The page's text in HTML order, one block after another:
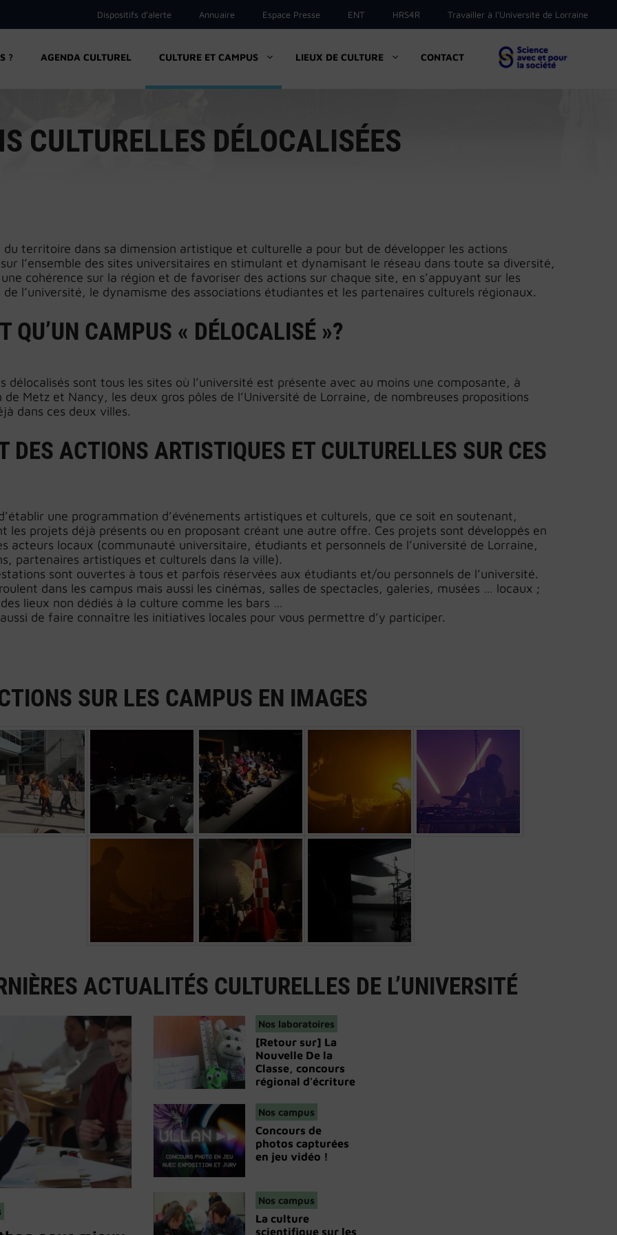
Dispositifs d’alerte Annuaire Espace Presse ENT HRS4R Travailler à l’Université de Lorraine
? AGENDA CULTUREL CULTURE ET CAMPUS LIEUX DE CULTURE CONTACT
CULTURELLES DÉLOCALISÉES
du territoire dans sa dimension artistique et culturelle a pour but de développer les actions
l’ensemble des sites universitaires en stimulant et dynamisant le réseau dans toute sa diversité,
cohérence sur la région et de favoriser des actions sur chaque site, en s’appuyant sur les
de l’université, le dynamisme des associations étudiantes et les partenaires culturels régionaux.
QU’UN CAMPUS « DÉLOCALISÉ »?
délocalisés sont tous les sites où l’université est présente avec au moins une composante, à
de Metz et Nancy, les deux gros pôles de l’Université de Lorraine, de nombreuses propositions
dans ces deux villes.
DES ACTIONS ARTISTIQUES ET CULTURELLES SUR CES
une programmation d’événements artistiques et culturels, que ce soit en soutenant,
les projets déjà présents ou en proposant créant une autre offre. Ces projets sont développés en
acteurs locaux (communauté universitaire, étudiants et personnels de l’université de Lorraine,
partenaires artistiques et culturels dans la ville).
sont ouvertes à tous et parfois réservées aux étudiants et/ou personnels de l’université.
dans les campus mais aussi les cinémas, salles de spectacles, galeries, musées … locaux ;
lieux non dédiés à la culture comme les bars …
de faire connaître les initiatives locales pour vous permettre d’y participer.
SUR LES CAMPUS EN IMAGES
ACTUALITÉS CULTURELLES DE L’UNIVERSITÉ
Nos laboratoires
[Retour sur] La
Nouvelle De la
Classe, concours
régional d'écriture
Nos campus
Concours de
photos capturées
en jeu vidéo !
Nos campus
La culture
scientifique sur les